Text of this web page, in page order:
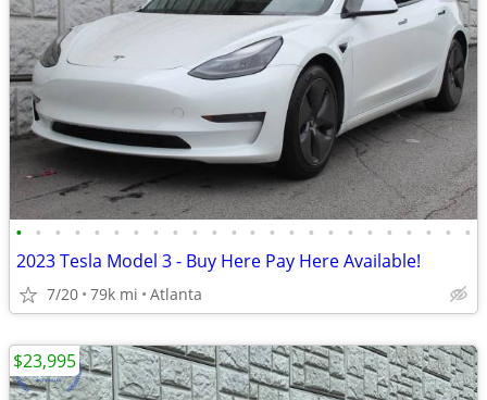
• • • • • • • • • • • • • • • • • • • • • • • •
2023 Tesla Model 3 - Buy Here Pay Here Available!
7/20 79k mi Atlanta
$23,995